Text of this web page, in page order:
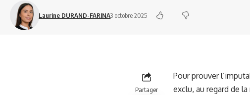
Laurine DURAND-FARINA3 octobre 2025
Partager
Pour prouver
exclu, au regard de